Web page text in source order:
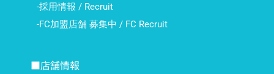
-採用情報 / Recruit
-FC加盟店舗 募集中 / FC Recruit
■店舗情報